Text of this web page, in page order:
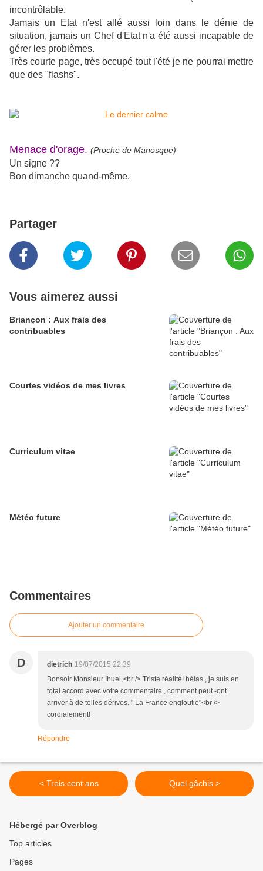
incontrôlable.
Jamais un Etat n'est allé aussi loin dans le dénie de
situation, jamais un Chef d'Etat n'a été aussi incapable de
gérer les problèmes.
Très courte page, très occupé tout l'été je ne pourrai mettre
que des "flashs".
Menace d'orage. (Proche de Manosque)
Un signe ??
Bon dimanche quand-même.
Partager
Vous aimerez aussi
Briançon : Aux frais des
contribuables
Courtes vidéos de mes livres
Curriculum vitae
Météo future
Commentaires
Ajouter un commentaire
D dietrich 19/07/2015 22:39
Bonsoir Monsieur Ihuel,<br /> Triste réalité! hélas , je suis en
total accord avec votre commentaire , comment peut -ont
arriver à de telles dérives. " La France engloutie"<br />
cordialement!
Répondre
< Trois cent ans Quel gâchis >
Hébergé par Overblog
Top articles
Pages